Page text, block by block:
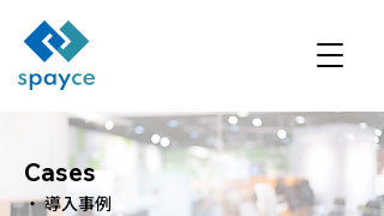
Cases
・ 導入事例